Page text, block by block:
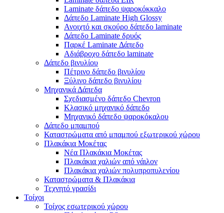
Laminate δάπεδο ψαροκόκκαλο
Δάπεδο Laminate High Glossy
Ανοιχτό και σκούρο δάπεδο laminate
Δάπεδο Laminate δρυός
Παρκέ Laminate Δάπεδο
Αδιάβροχο δάπεδο laminate
Δάπεδο βινυλίου
Πέτρινο δάπεδο βινυλίου
Ξύλινο δάπεδο βινυλίου
Μηχανικά Δάπεδα
Σχεδιασμένο δάπεδο Chevron
Κλασικό μηχανικό δάπεδο
Μηχανικό δάπεδο ψαροκόκαλου
Δάπεδο μπαμπού
Καταστρώματα από μπαμπού εξωτερικού χώρου
Πλακάκια Μοκέτας
Νέα Πλακάκια Μοκέτας
Πλακάκια χαλιών από νάιλον
Πλακάκια χαλιών πολυπροπυλενίου
Καταστρώματα & Πλακάκια
Τεχνητό γρασίδι
Τοίχοι
Τοίχος εσωτερικού χώρου